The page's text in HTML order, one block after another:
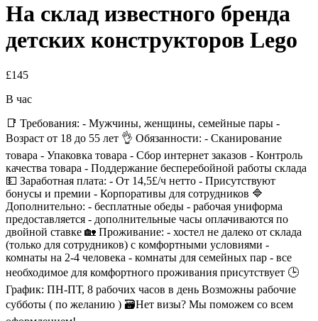
На склад известного бренда
детских конструкторов Lego
£145
В час
📑 Требования: - Мужчины, женщины, семейные пары -
Возраст от 18 до 55 лет 👌 Обязанности: - Сканирование
товара - Упаковка товара - Сбор интернет заказов - Контроль
качества товара - Поддержание бесперебойной работы склада
💵 Заработная плата: - От 14,5£/ч нетто - Присутствуют
бонусы и премии - Корпоративы для сотрудников 🔷
Дополнительно: - бесплатные обеды - рабочая униформа
предоставляется - дополнительные часы оплачиваются по
двойной ставке 🏡 Проживание: - хостел не далеко от склада
(только для сотрудников) с комфортными условиями -
комнаты на 2-4 человека - комнаты для семейных пар - все
необходимое для комфортного проживания присутствует 🕒
График: ПН-ПТ, 8 рабочих часов в день Возможны рабочие
субботы ( по желанию ) 🗃Нет визы? Мы поможем со всем